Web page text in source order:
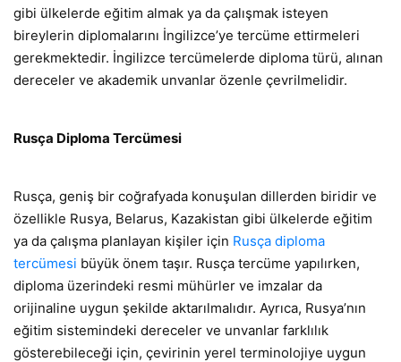
gibi ülkelerde eğitim almak ya da çalışmak isteyen
bireylerin diplomalarını İngilizce’ye tercüme ettirmeleri
gerekmektedir. İngilizce tercümelerde diploma türü, alınan
dereceler ve akademik unvanlar özenle çevrilmelidir.
Rusça Diploma Tercümesi
Rusça, geniş bir coğrafyada konuşulan dillerden biridir ve
özellikle Rusya, Belarus, Kazakistan gibi ülkelerde eğitim
ya da çalışma planlayan kişiler için Rusça diploma
tercümesi büyük önem taşır. Rusça tercüme yapılırken,
diploma üzerindeki resmi mühürler ve imzalar da
orijinaline uygun şekilde aktarılmalıdır. Ayrıca, Rusya’nın
eğitim sistemindeki dereceler ve unvanlar farklılık
gösterebileceği için, çevirinin yerel terminolojiye uygun